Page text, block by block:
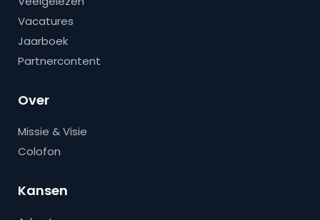
Vacatures
Jaarboek
Partnercontent
Over
Missie & Visie
Colofon
Kansen